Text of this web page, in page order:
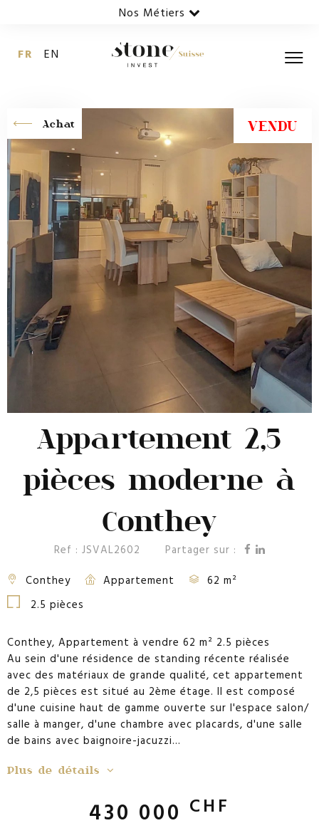
Nos Métiers
FR EN
Achat VENDU
Appartement 2,5
pièces moderne à
Conthey
Ref : JSVAL2602
Partager sur :
Conthey
Appartement
62 m²
2.5 pièces
Conthey, Appartement à vendre 62 m² 2.5 pièces
Au sein d'une résidence de standing récente réalisée
avec des matériaux de grande qualité, cet appartement
de 2,5 pièces est situé au 2ème étage. Il est composé
d'une cuisine haut de gamme ouverte sur l'espace salon/
salle à manger, d'une chambre avec placards, d'une salle
de bains avec baignoire-jacuzzi...
Plus de détails
430 000 CHF